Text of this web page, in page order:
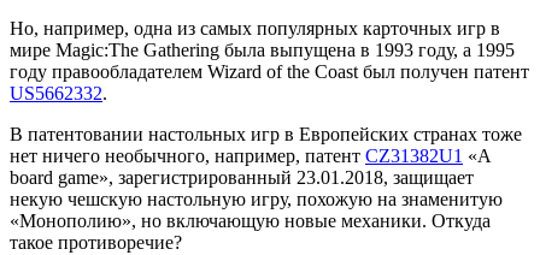
Но, например, одна из самых популярных карточных игр в
мире Magic:The Gathering была выпущена в 1993 году, а 1995
году правообладателем Wizard of the Сoast был получен патент
US5662332.
В патентовании настольных игр в Европейских странах тоже
нет ничего необычного, например, патент CZ31382U1 «A
board game», зарегистрированный 23.01.2018, защищает
некую чешскую настольную игру, похожую на знаменитую
«Монополию», но включающую новые механики. Откуда
такое противоречие?